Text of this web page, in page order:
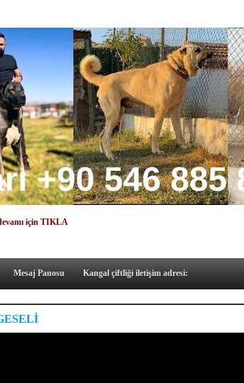
için TIKLA
Mesaj Panosu Kangal çiftliği iletişim adresi: